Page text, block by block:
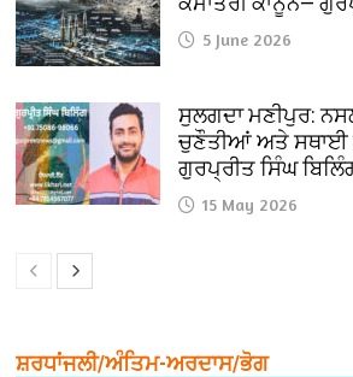
5 June 2026
ਸੁਲਗਦਾ ਮਣੀਪੁਰ:
ਚੁਣੌਤੀਆਂ ਅਤੇ ਸਥਾਈ
ਗੁਰਪ੍ਰੀਤ ਸਿੰਘ
15 May 2026
ਸ਼ਰਧਾਂਜਲੀ/ਅੰਤਿਮ-ਅਰਦਾਸ/ਭੋਗ